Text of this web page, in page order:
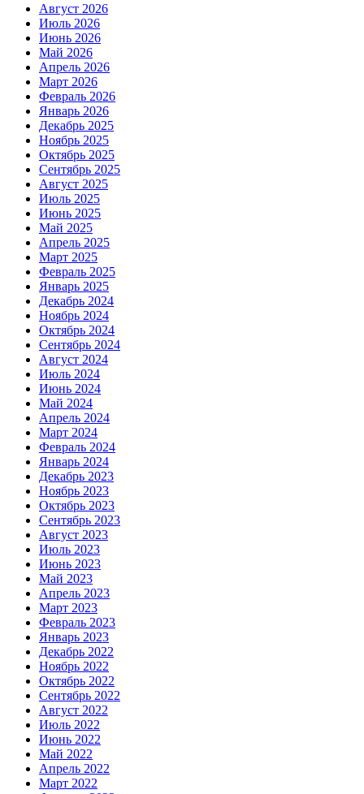
Август 2026
Июль 2026
Июнь 2026
Май 2026
Апрель 2026
Март 2026
Февраль 2026
Январь 2026
Декабрь 2025
Ноябрь 2025
Октябрь 2025
Сентябрь 2025
Август 2025
Июль 2025
Июнь 2025
Май 2025
Апрель 2025
Март 2025
Февраль 2025
Январь 2025
Декабрь 2024
Ноябрь 2024
Октябрь 2024
Сентябрь 2024
Август 2024
Июль 2024
Июнь 2024
Май 2024
Апрель 2024
Март 2024
Февраль 2024
Январь 2024
Декабрь 2023
Ноябрь 2023
Октябрь 2023
Сентябрь 2023
Август 2023
Июль 2023
Июнь 2023
Май 2023
Апрель 2023
Март 2023
Февраль 2023
Январь 2023
Декабрь 2022
Ноябрь 2022
Октябрь 2022
Сентябрь 2022
Август 2022
Июль 2022
Июнь 2022
Май 2022
Апрель 2022
Март 2022